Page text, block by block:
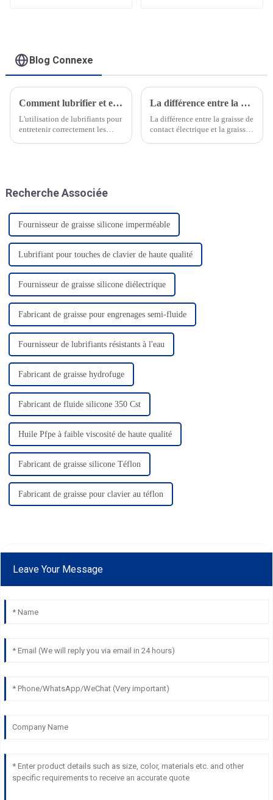
Blog Connexe
Comment lubrifier et entretenir les roulements à grande vitesse des drones ?
L'utilisation de lubrifiants pour
entretenir correctement les
utilisation régulière ou
La différence entre la graisse de contact et la graisse conductrice
La différence entre la graisse de
contact électrique et la graisse
Recherche Associée
Fournisseur de graisse silicone imperméable
Lubrifiant pour touches de clavier de haute qualité
Fournisseur de graisse silicone diélectrique
Fabricant de graisse pour engrenages semi-fluide
Fournisseur de lubrifiants résistants à l'eau
Fabricant de graisse hydrofuge
Fabricant de fluide silicone 350 Cst
Huile Pfpe à faible viscosité de haute qualité
Fabricant de graisse silicone Téflon
Fabricant de graisse pour clavier au téflon
Leave Your Message